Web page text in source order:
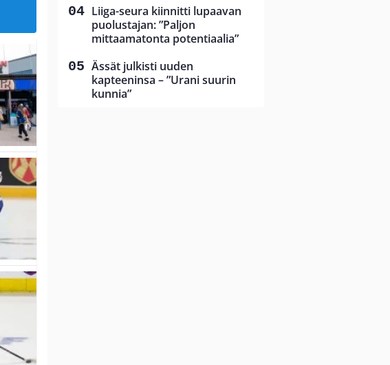
Liiga-seura kiinnitti lupaavan
puolustajan: ”Paljon
mittaamatonta potentiaalia”
Ässät julkisti uuden
kapteeninsa – ”Urani suurin
kunnia”